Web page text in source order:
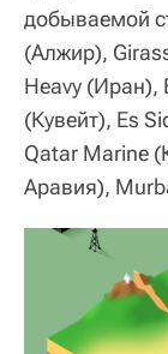
добываемой
(Алжир),
Heavy (Иран),
(Кувейт), Es
Qatar Marine
Аравия),